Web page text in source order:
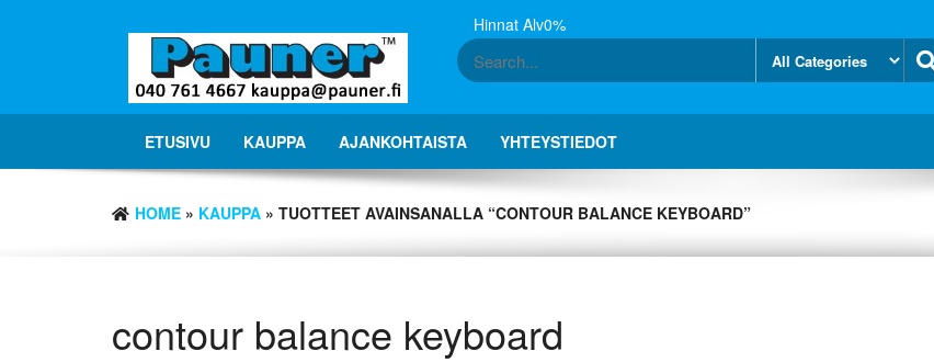
Hinnat Alv0%
ETUSIVU KAUPPA AJANKOHTAISTA YHTEYSTIEDOT
HOME » KAUPPA » TUOTTEET AVAINSANALLA “CONTOUR BALANCE KEYBOARD”
contour balance keyboard